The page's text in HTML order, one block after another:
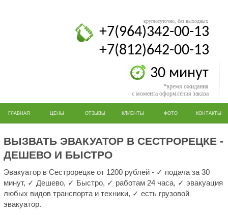
круглосуточно, без выходных
+7(964)342-00-13
+7(812)642-00-13
30 минут
*время ожидания
с момента оформления заказа
ГЛАВНАЯ ЦЕНЫ ОТЗЫВЫ КЛИЕНТЫ ФОТО КОНТАКТЫ
ВЫЗВАТЬ ЭВАКУАТОР В СЕСТРОРЕЦКЕ -
ДЕШЕВО И БЫСТРО
Эвакуатор в Сестрорецке от 1200 рублей - ✓ подача за 30
минут, ✓ Дешево, ✓ Быстро, ✓ работам 24 часа, ✓ эвакуация
любых видов транспорта и техники, ✓ есть грузовой
эвакуатор.